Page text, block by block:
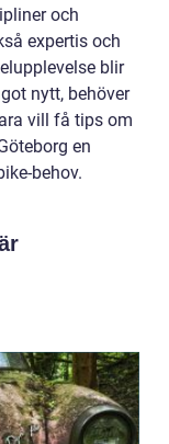
och
expertis och
blir
nytt, behöver
vill få tips om
en
behov.